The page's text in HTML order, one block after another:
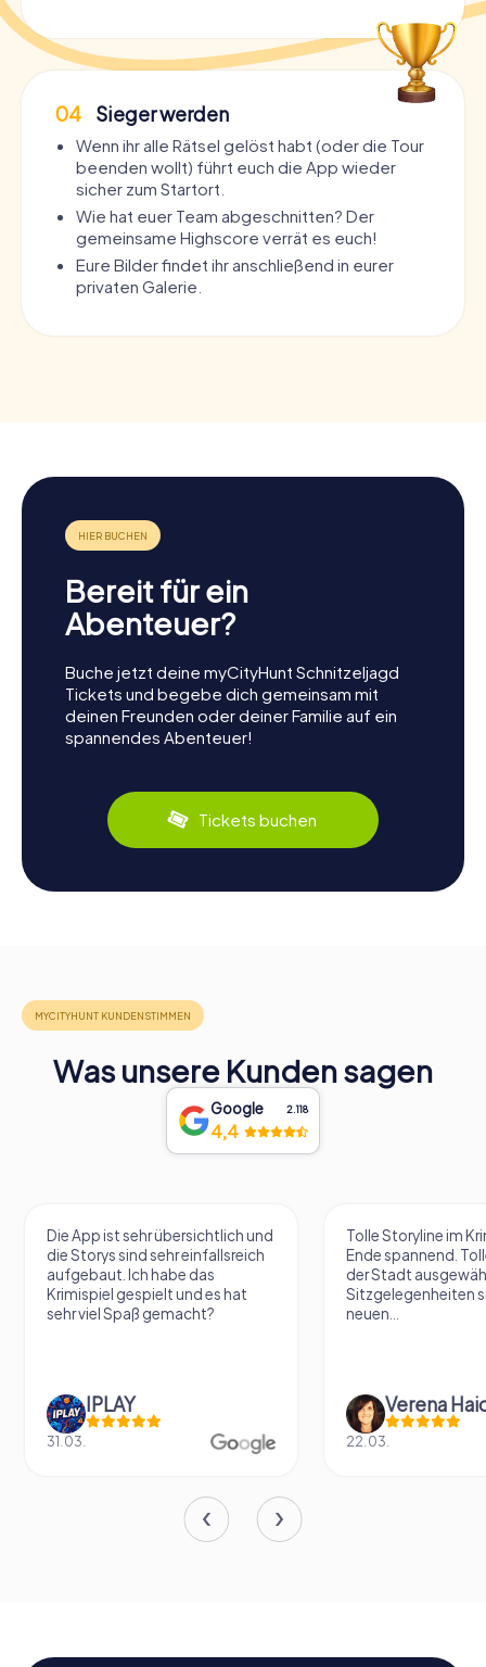
04 Sieger werden
Wenn ihr alle Rätsel gelöst habt (oder die Tour
beenden wollt) führt euch die App wieder
sicher zum Startort.
Wie hat euer Team abgeschnitten? Der
gemeinsame Highscore verrät es euch!
Eure Bilder findet ihr anschließend in eurer
privaten Galerie.
Bereit für ein
Abenteuer?
Buche jetzt deine myCityHunt Schnitzeljagd
Tickets und begebe dich gemeinsam mit
deinen Freunden oder deiner Familie auf ein
spannendes Abenteuer!
Tickets buchen
Was unsere Kunden sagen
Google 2.118
4,4
Die App ist sehr übersichtlich und
die Storys sind sehr einfallsreich
aufgebaut. Ich habe das
Krimispiel gespielt und es hat
sehr viel Spaß gemacht?
IPLAY
31.03.
Tolle Storyline im
Ende spannend.
der Stadt
Sitzgelegenheiten
neuen...
22.03.